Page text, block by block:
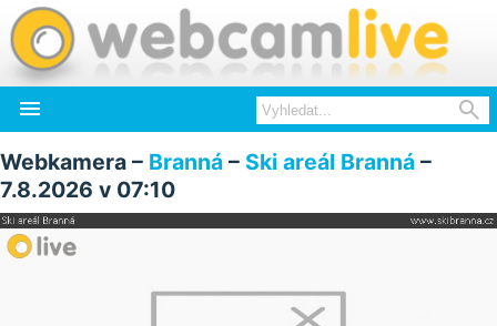
 
Webkamera – Branná – Ski areál Branná –
7.8.2026 v 07:10